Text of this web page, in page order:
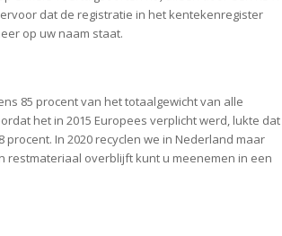
dat de registratie in het kentekenregister
op uw naam staat.
85 procent van het totaalgewicht van alle
het in 2015 Europees verplicht werd, lukte dat
In 2020 recyclen we in Nederland maar
restmateriaal overblijft kunt u meenemen in een